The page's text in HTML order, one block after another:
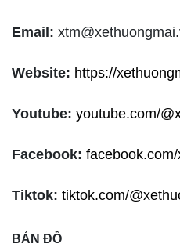
Email:
Website: https://
Youtube: youtube.com/
Facebook:
Tiktok: tiktok.com/
BẢN ĐỒ